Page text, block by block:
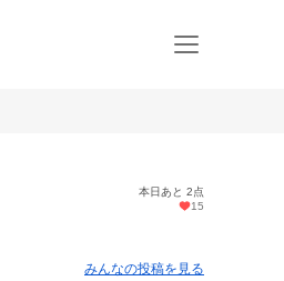
本日あと 2点
15
みんなの投稿を見る